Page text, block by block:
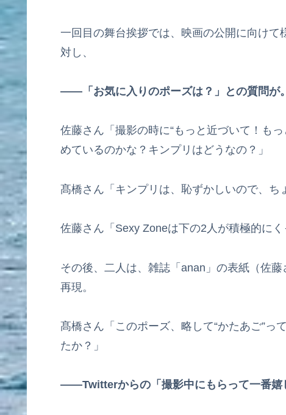
一回目の舞台挨拶では、映画の公開に向け
対し、
――「お気に入りのポーズは？」との質問が。
佐藤さん「撮影の時に“もっと近づいて！も
めているのかな？キンプリはどうなの？」
髙橋さん「キンプリは、恥ずかしいので、ち
佐藤さん「Sexy Zoneは下の2人が積極的にく
その後、二人は、雑誌「anan」の表紙（佐
再現。
髙橋さん「このポーズ、略して“かたあご”っ
たか？」
――Twitterからの「撮影中にもらって一番嬉